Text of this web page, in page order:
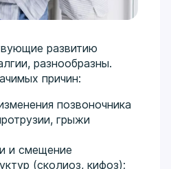
развитию
разнообразны.
причин:
позвоночника
грыжи
и смещение
(сколиоз, кифоз);